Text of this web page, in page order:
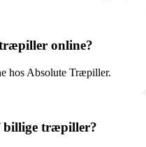
online?
hos Absolute Træpiller.
træpiller?